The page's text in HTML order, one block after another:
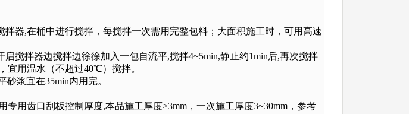
拌器,在桶中进行搅拌，每搅拌一次需用完整包料；大面积施工时，可用高速
搅拌器边搅拌边徐徐加入一包自流平,搅拌4~5min,静止约1min后,再次搅拌
宜用温水（不超过40℃）搅拌。
浆宜在35min内用完。
专用齿口刮板控制厚度,本品施工厚度≥3mm，一次施工厚度3~30mm，参考